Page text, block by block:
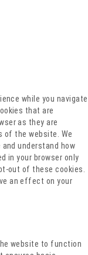
while you navigate
that are
as they are
the website. We
understand how
in your browser only
out of these cookies.
an effect on your
website to function